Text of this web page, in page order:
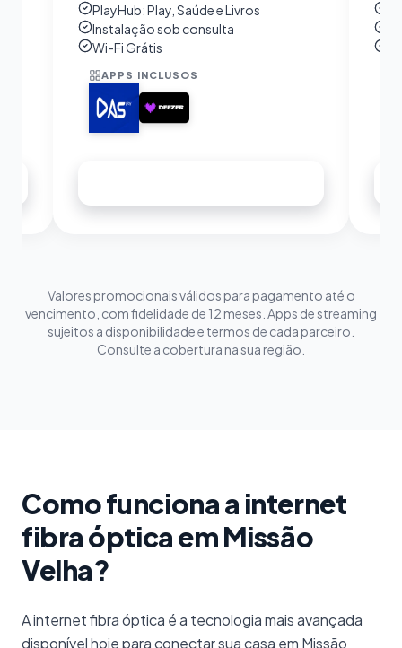
PlayHub: Play, Saúde e Livros
Instalação sob consulta
Wi-Fi Grátis
APPS INCLUSOS
Valores promocionais válidos para pagamento até o
vencimento, com fidelidade de 12 meses. Apps de streaming
sujeitos a disponibilidade e termos de cada parceiro.
Consulte a cobertura na sua região.
Como funciona a internet
fibra óptica em Missão
Velha?
A internet fibra óptica é a tecnologia mais avançada
disponível hoje para conectar sua casa em Missão